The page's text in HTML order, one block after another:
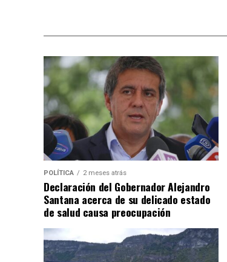
POLÍTICA 2 meses atrás
Declaración del Gobernador Alejandro
Santana acerca de su delicado estado
de salud causa preocupación